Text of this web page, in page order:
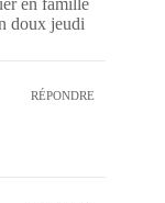
en famille
doux jeudi
RÉPONDRE